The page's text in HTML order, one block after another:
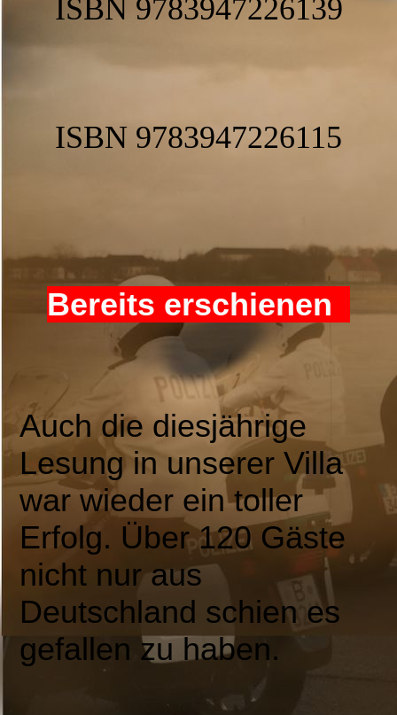
ISBN 9783947226139
ISBN 9783947226115
Bereits erschienen
Auch die diesjährige
Lesung in unserer Villa
war wieder ein toller
Erfolg. Über 120 Gäste
nicht nur aus
Deutschland schien es
gefallen zu haben.